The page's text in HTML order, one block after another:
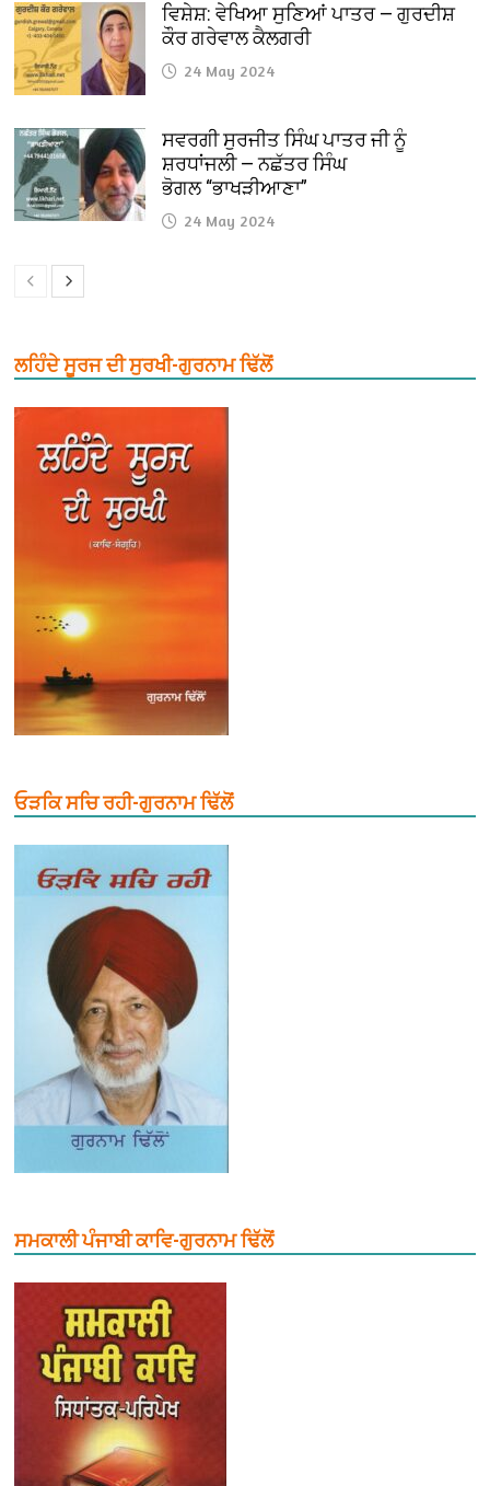
ਵਿਸ਼ੇਸ਼: ਵੇਖਿਆ ਸੁਣਿਆਂ ਪਾਤਰ — ਗੁਰਦੀਸ਼
ਕੌਰ ਗਰੇਵਾਲ ਕੈਲਗਰੀ
24 May 2024
ਸਵਰਗੀ ਸੁਰਜੀਤ ਸਿੰਘ ਪਾਤਰ ਜੀ ਨੂੰ
ਸ਼ਰਧਾਂਜਲੀ — ਨਛੱਤਰ ਸਿੰਘ
ਭੋਗਲ “ਭਾਖੜੀਆਣਾ”
24 May 2024
ਲਹਿੰਦੇ ਸੂਰਜ ਦੀ ਸੁਰਖੀ-ਗੁਰਨਾਮ ਢਿੱਲੋਂ
ਓੜਕਿ ਸਚਿ ਰਹੀ-ਗੁਰਨਾਮ ਢਿੱਲੋਂ
ਸਮਕਾਲੀ ਪੰਜਾਬੀ ਕਾਵਿ-ਗੁਰਨਾਮ ਢਿੱਲੋਂ